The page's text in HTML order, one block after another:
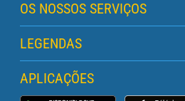
OS NOSSOS SERVIÇOS
Assinatura Zen
Assinatura Boia
Assinatura Cruzeiro
LEGENDAS
Legenda dos mapas
Legenda dos pictogramas
APLICAÇÕES